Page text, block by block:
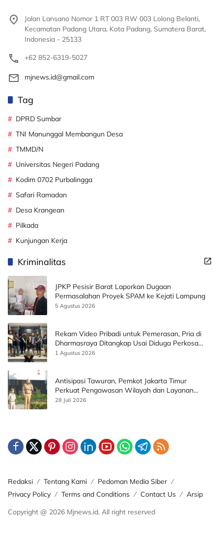
Jalan Lansano Nomor 1 RT 003 RW 003 Lolong Belanti,
Kecamatan Padang Utara, Kota Padang, Sumatera Barat,
Indonesia - 25133
+62 852-6319-5027
mjnews.id@gmail.com
Tag
DPRD Sumbar
TNI Manunggal Membangun Desa
TMMD/N
Universitas Negeri Padang
Kodim 0702 Purbalingga
Safari Ramadan
Desa Krangean
Pilkada
Kunjungan Kerja
Kriminalitas
JPKP Pesisir Barat Laporkan Dugaan
Permasalahan Proyek SPAM ke Kejati Lampung
5 Agustus 2026
Rekam Video Pribadi untuk Pemerasan, Pria di
Dharmasraya Ditangkap Usai Diduga Perkosa
Korban
1 Agustus 2026
Antisipasi Tawuran, Pemkot Jakarta Timur
Perkuat Pengawasan Wilayah dan Layanan
Publik
28 Juli 2026
Redaksi Tentang Kami
Pedoman Media Siber
Privacy Policy
Terms and Conditions Contact Us
Arsip
Copyright @ 2026 Mjnews.id. All right reserved